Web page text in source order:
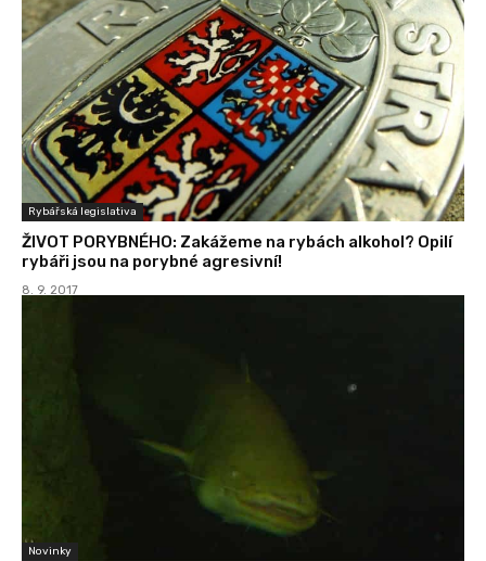
Rybářská legislativa
ŽIVOT PORYBNÉHO: Zakážeme na rybách alkohol? Opilí
rybáři jsou na porybné agresivní!
8. 9. 2017
Novinky